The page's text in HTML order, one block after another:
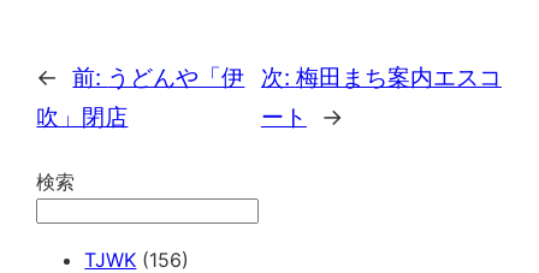
← 前: うどんや「伊
吹」閉店
次: 梅田まち案内エスコ
ート
→
検索
TJWK (156)